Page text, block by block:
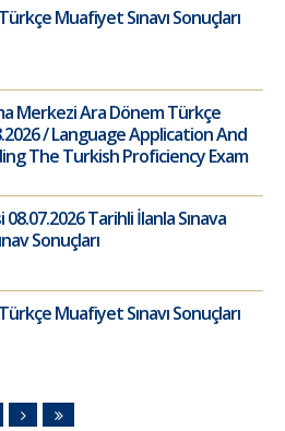
Muafiyet Sınavı Sonuçları
Merkezi Ara Dönem Türkçe
/ Language Application And
The Turkish Proficiency Exam
Tarihli İlanla Sınava
Sonuçları
Muafiyet Sınavı Sonuçları